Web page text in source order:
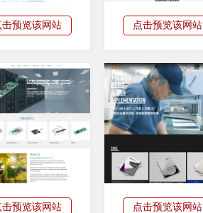
击预览该网站 点击预览该网站
击预览该网站 点击预览该网站